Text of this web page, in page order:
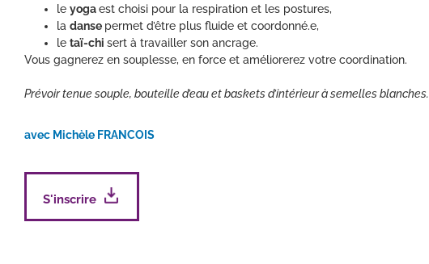
le yogaest choisi pour la respiration et les postures,
la danse permet d’être plus fluide et coordonné.e,
le taï-chi sert à travailler son ancrage.
Vous gagnerez en souplesse, en force et améliorerez votre coordination.
Prévoir tenue souple, bouteille d’eau et baskets d’intérieur à semelles blanches.
avec Michèle FRANCOIS
S'inscrire